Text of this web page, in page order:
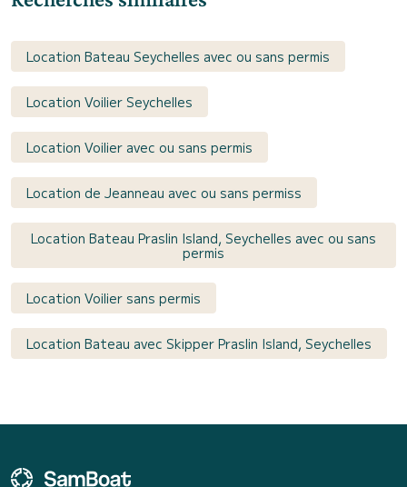
Location Bateau Seychelles avec ou sans permis
Location Voilier Seychelles
Location Voilier avec ou sans permis
Location de Jeanneau avec ou sans permiss
Location Bateau Praslin Island, Seychelles avec ou sans
permis
Location Voilier sans permis
Location Bateau avec Skipper Praslin Island, Seychelles